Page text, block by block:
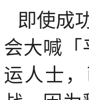
即使成
会大喊「
运人士